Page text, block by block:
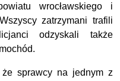
wrocławskiego i
zatrzymani trafili
odzyskali także
sprawcy na jednym z